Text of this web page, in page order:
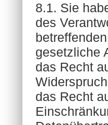
8.1. Sie
des
gesetzliche
das Recht
das Recht